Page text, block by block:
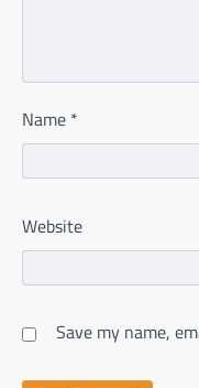
Name *
Website
Save my name,